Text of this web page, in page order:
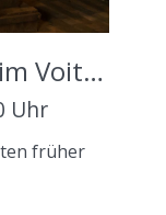
Schmiedevorführung im Voithenberghammer mit Museumsstadl
Uhr
früher